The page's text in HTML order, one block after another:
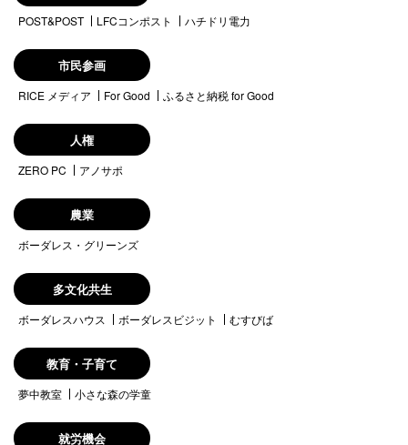
POST&POST LFCコンポスト ハチドリ電力
市民参画
RICE メディア For Good ふるさと納税 for Good
人権
ZERO PC アノサポ
農業
ボーダレス・グリーンズ
多文化共生
ボーダレスハウス ボーダレスビジット むすびば
教育・子育て
夢中教室 小さな森の学童
就労機会